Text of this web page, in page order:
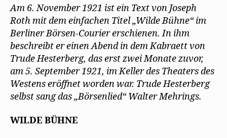
Wilde
Bühne
Am 6. November 1921 ist ein Text von Joseph
Roth mit dem einfachen Titel „Wilde Bühne“ im
Berliner Börsen-Courier erschienen. In ihm
beschreibt er einen Abend in dem Kabraett von
Trude Hesterberg, das erst zwei Monate zuvor,
am 5. September 1921, im Keller des Theaters des
Westens eröffnet worden war. Trude Hesterberg
selbst sang das „Börsenlied“ Walter Mehrings.
WILDE BÜHNE